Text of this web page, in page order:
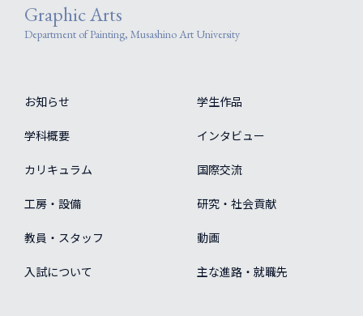
Graphic Arts
Department of Painting, Musashino Art University
お知らせ
学科概要
カリキュラム
工房・設備
教員・スタッフ
入試について
学生作品
インタビュー
国際交流
研究・社会貢献
動画
主な進路・就職先